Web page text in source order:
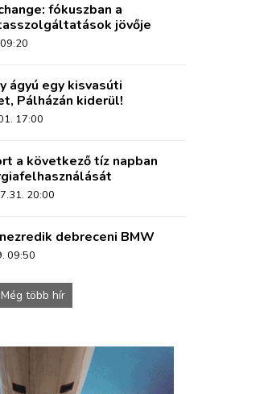
fókuszban a
jövője
ágyú egy kisvasúti
Pálházán kiderül!
17:00
a következő tíz napban
20:00
debreceni BMW
09:50
Még több hír